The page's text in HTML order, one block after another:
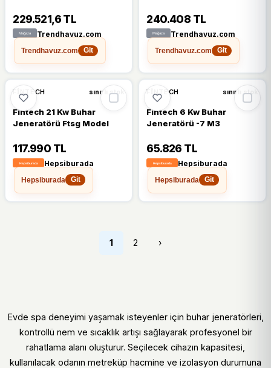
229.521,6 TL
Trendhavuz.com
Trendhavuz.com
Git
240.408 TL
Trendhavuz.com
Trendhavuz.com
Git
FINTECH sınırlı stok
Fintech 21 Kw Buhar
Jeneratörü Ftsg Model
117.990 TL
Hepsiburada
Hepsiburada
Git
FINTECH sınırlı stok
Fintech 6 Kw Buhar
Jeneratörü -7 M3
65.826 TL
Hepsiburada
Hepsiburada
Git
1 2 ›
Evde spa deneyimi yaşamak isteyenler için buhar jeneratörleri,
kontrollü nem ve sıcaklık artışı sağlayarak profesyonel bir
rahatlama alanı oluşturur. Seçilecek cihazın kapasitesi,
kullanılacak odanın metreküp hacmine ve izolasyon durumuna